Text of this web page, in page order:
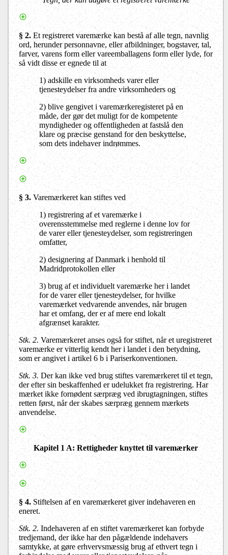
§ 2.Et registreret varemærke kan bestå af alle tegn, navnlig
ord, herunder personnavne, eller afbildninger, bogstaver, tal,
farver, varens form eller vareemballagens form eller lyde, for
så vidt disse er egnede til at
1) adskille en virksomheds varer eller
tjenesteydelser fra andre virksomheders og
2) blive gengivet i varemærkeregisteret på en
måde, der gør det muligt for de kompetente
myndigheder og offentligheden at fastslå den
klare og præcise genstand for den beskyttelse,
som dets indehaver indrømmes.
§ 3. Varemærkeret kan stiftes ved
1) registrering af et varemærke i
overensstemmelse med reglerne i denne lov for
de varer eller tjenesteydelser, som registreringen
omfatter,
2) designering af Danmark i henhold til
Madridprotokollen eller
3) brug af et individuelt varemærke her i landet
for de varer eller tjenesteydelser, for hvilke
varemærket vedvarende anvendes, når brugen
har et omfang, der er af mere end lokalt
afgrænset karakter.
Stk. 2. Varemærkeret anses også for stiftet, når et uregistreret
varemærke er vitterlig kendt her i landet i den betydning,
som er angivet i artikel 6 b i Pariserkonventionen.
Stk. 3. Der kan ikke ved brug stiftes varemærkeret til et tegn,
der efter sin beskaffenhed er udelukket fra registrering. Har
mærket ikke fornødent særpræg ved ibrugtagningen, stiftes
retten først, når der skabes særpræg gennem mærkets
anvendelse.
Kapitel 1 A: Rettigheder knyttet til varemærker
§ 4. Stiftelsen af en varemærkeret giver indehaveren en
eneret.
Stk. 2.Indehaveren af en stiftet varemærkeret kan forbyde
tredjemand, der ikke har den pågældende indehavers
samtykke, at gøre erhvervsmæssig brug af ethvert tegn i